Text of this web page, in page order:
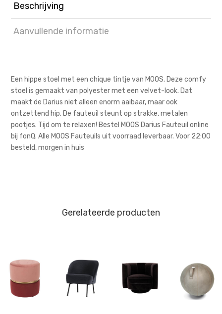
Beschrijving
Aanvullende informatie
Een hippe stoel met een chique tintje van MOOS. Deze comfy
stoel is gemaakt van polyester met een velvet-look. Dat
maakt de Darius niet alleen enorm aaibaar, maar ook
ontzettend hip. De fauteuil steunt op strakke, metalen
pootjes. Tijd om te relaxen! Bestel MOOS Darius Fauteuil online
bij fonQ. Alle MOOS Fauteuils uit voorraad leverbaar. Voor 22:00
besteld, morgen in huis
Gerelateerde producten